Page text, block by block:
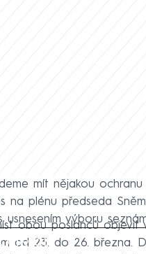
mít nějakou
na plénu předseda
výboru
fetch
obou poslanců objevit
od 23. do 26. března.